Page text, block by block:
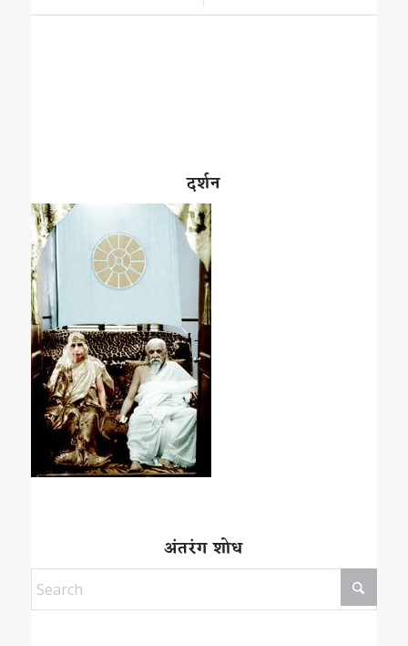
दर्शन
अंतरंग शोध